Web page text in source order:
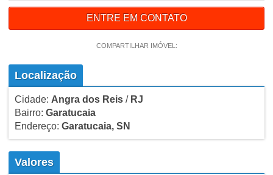
ENTRE EM CONTATO
COMPARTILHAR IMÓVEL:
Localização
Cidade: Angra dos Reis/ RJ
Bairro: Garatucaia
Endereço: Garatucaia, SN
Valores